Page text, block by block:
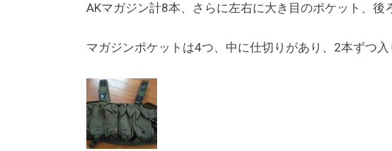
AKマガジン計8本、さらに左右に大き目のポケット、後
マガジンポケットは4つ、中に仕切りがあり、2本ずつ入